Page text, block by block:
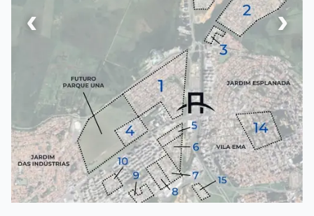
‹ ›